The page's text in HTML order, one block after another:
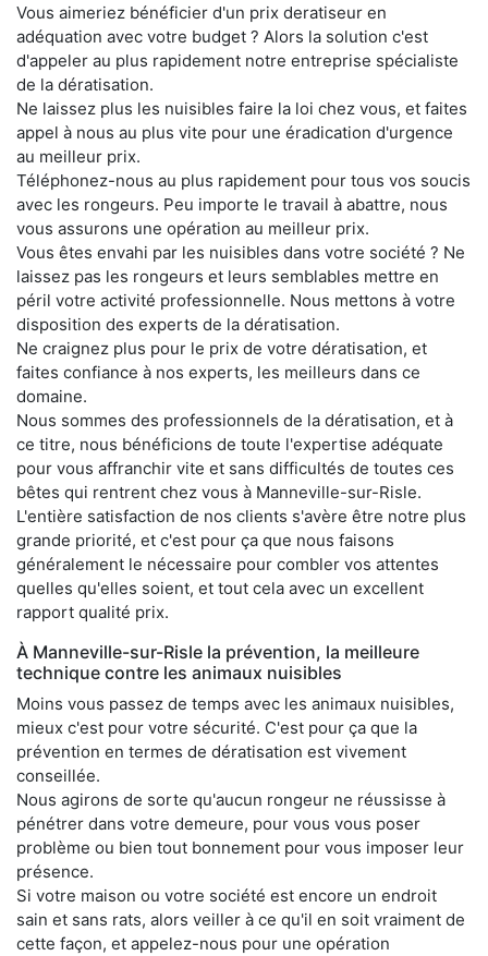
Vous aimeriez bénéficier d'un prix deratiseur en
adéquation avec votre budget ? Alors la solution c'est
d'appeler au plus rapidement notre entreprise spécialiste
de la dératisation.
Ne laissez plus les nuisibles faire la loi chez vous, et faites
appel à nous au plus vite pour une éradication d'urgence
au meilleur prix.
Téléphonez-nous au plus rapidement pour tous vos soucis
avec les rongeurs. Peu importe le travail à abattre, nous
vous assurons une opération au meilleur prix.
Vous êtes envahi par les nuisibles dans votre société ? Ne
laissez pas les rongeurs et leurs semblables mettre en
péril votre activité professionnelle. Nous mettons à votre
disposition des experts de la dératisation.
Ne craignez plus pour le prix de votre dératisation, et
faites confiance à nos experts, les meilleurs dans ce
domaine.
Nous sommes des professionnels de la dératisation, et à
ce titre, nous bénéficions de toute l'expertise adéquate
pour vous affranchir vite et sans difficultés de toutes ces
bêtes qui rentrent chez vous à Manneville-sur-Risle.
L'entière satisfaction de nos clients s'avère être notre plus
grande priorité, et c'est pour ça que nous faisons
généralement le nécessaire pour combler vos attentes
quelles qu'elles soient, et tout cela avec un excellent
rapport qualité prix.
À Manneville-sur-Risle la prévention, la meilleure
technique contre les animaux nuisibles
Moins vous passez de temps avec les animaux nuisibles,
mieux c'est pour votre sécurité. C'est pour ça que la
prévention en termes de dératisation est vivement
conseillée.
Nous agirons de sorte qu'aucun rongeur ne réussisse à
pénétrer dans votre demeure, pour vous vous poser
problème ou bien tout bonnement pour vous imposer leur
présence.
Si votre maison ou votre société est encore un endroit
sain et sans rats, alors veiller à ce qu'il en soit vraiment de
cette façon, et appelez-nous pour une opération